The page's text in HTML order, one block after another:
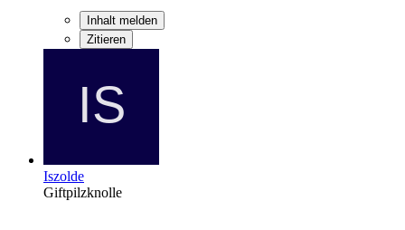
Inhalt melden
Zitieren
Iszolde
Giftpilzknolle